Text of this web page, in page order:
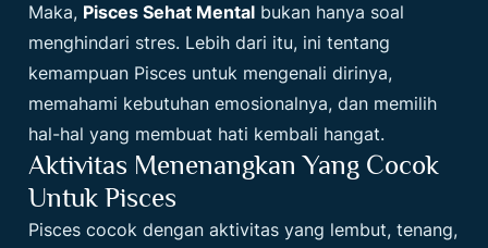
Maka, Pisces Sehat Mental bukan hanya soal
menghindari stres. Lebih dari itu, ini tentang
kemampuan Pisces untuk mengenali dirinya,
memahami kebutuhan emosionalnya, dan memilih
hal-hal yang membuat hati kembali hangat.
Aktivitas Menenangkan Yang Cocok
Untuk Pisces
Pisces cocok dengan aktivitas yang lembut, tenang,